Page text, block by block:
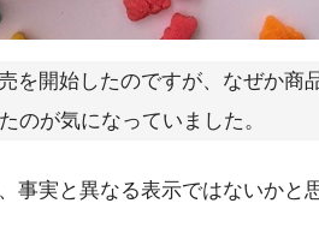
を開始したのですが、なぜか商
のが気になっていました。
事実と異なる表示ではないかと